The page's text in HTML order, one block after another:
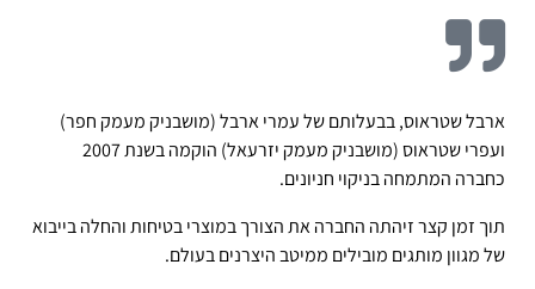
ארבל שטראוס, בבעלותם של עמרי ארבל (מושבניק מעמק חפר)
ועפרי שטראוס (מושבניק מעמק יזרעאל) הוקמה בשנת 2007
כחברה המתמחה בניקוי חניונים.
תוך זמן קצר זיהתה החברה את הצורך במוצרי בטיחות והחלה בייבוא
של מגוון מותגים מובילים ממיטב היצרנים בעולם.